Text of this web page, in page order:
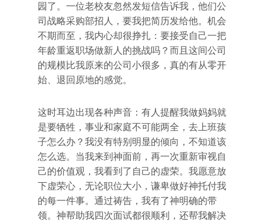
园了。一位老校友忽然发短信告诉我，他们公
司战略采购部招人，要我把简历发给他。机会
不期而至，我内心却很挣扎：要接受自己一把
年龄重返职场做新人的挑战吗？而且这间公司
的规模比我原来的公司小很多，真的有从零开
始、退回原地的感觉。
这时耳边出现各种声音：有人提醒我做妈妈就
是要牺牲，事业和家庭不可能两全，去上班孩
子怎么办？我没有特别明显的倾向，不知道该
怎么选。当我来到神面前，再一次重新审视自
己的价值观，我看到了自己的虚荣。我愿意放
下虚荣心，无论职位大小，谦卑做好神托付我
的每一件事。通过祷告，我有了神明确的带
领。神帮助我四次面试都很顺利，还帮我解决